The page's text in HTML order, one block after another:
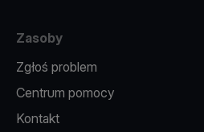
Zasoby
Zgłoś problem
Centrum pomocy
Kontakt